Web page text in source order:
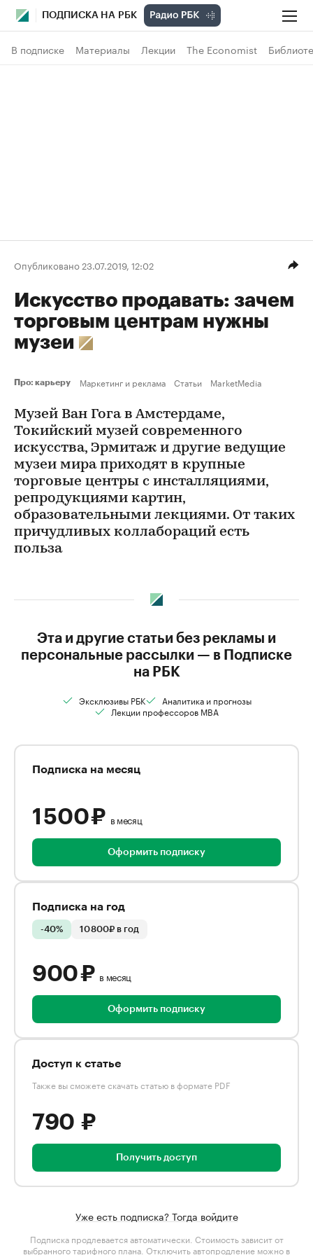
ПОДПИСКА НА РБК
В подписке Материалы Лекции The Economist
Опубликовано 23.07.2019, 12:02
Искусство продавать: зачем
торговым центрам нужны
музеи
Про: карьеру Маркетинг и реклама Статьи MarketMedia
Музей Ван Гога в Амстердаме,
Токийский музей современного
искусства, Эрмитаж и другие ведущие
музеи мира приходят в крупные
торговые центры с инсталляциями,
репродукциями картин,
образовательными лекциями. От таких
причудливых коллабораций есть
польза
Эта и другие статьи без рекламы и
персональные рассылки — в Подписке
на РБК
Эксклюзивы РБК
Аналитика и прогнозы
Лекции профессоров MBA
Подписка на месяц
1 500 ₽ в месяц
Оформить подписку
Подписка на год
-40% 10 800₽ в год
900 ₽ в месяц
Оформить подписку
Доступ к статье
Также вы сможете скачать статью в формате PDF
790 ₽
Получить доступ
Уже есть подписка? Тогда войдите
Подписка продлевается автоматически. Стоимость зависит от
выбранного тарифного плана . Отключить автопродление можно в